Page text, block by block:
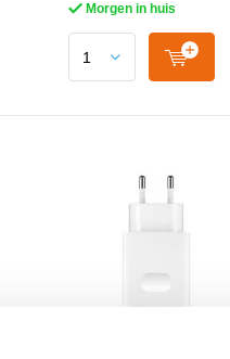
Morgen in huis